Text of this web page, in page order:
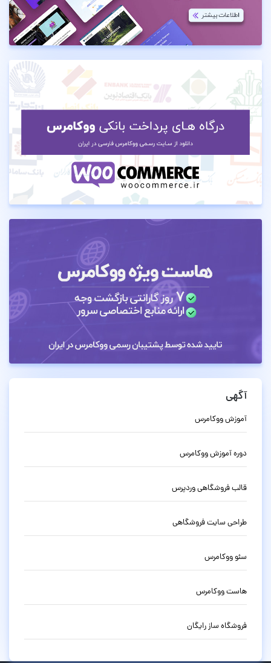
آگهی
آموزش ووکامرس
دوره آموزش ووکامرس
قالب فروشگاهی وردپرس
طراحی سایت فروشگاهی
سئو ووکامرس
هاست ووکامرس
فروشگاه ساز رایگان